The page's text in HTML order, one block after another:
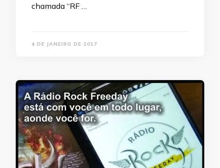
chamada “RF …
4 DE JANEIRO DE 2017